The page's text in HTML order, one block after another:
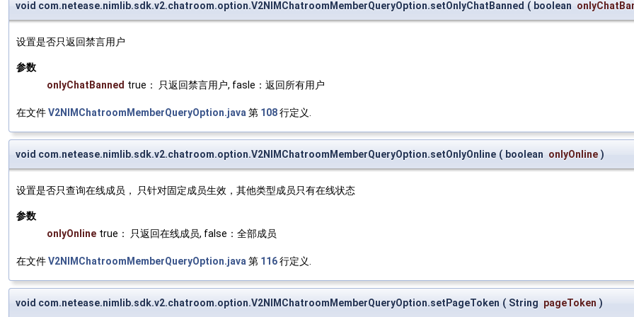
void com.netease.nimlib.sdk.v2.chatroom.option.V2NIMChatroomMemberQueryOption.setOnlyChatBanned ( boolean
设置是否只返回禁言用户
参数
onlyChatBanned true： 只返回禁言用户, fasle：返回所有用户
在文件V2NIMChatroomMemberQueryOption.java第 108行定义.
void com.netease.nimlib.sdk.v2.chatroom.option.V2NIMChatroomMemberQueryOption.setOnlyOnline ( boolean onlyOnline )
设置是否只查询在线成员， 只针对固定成员生效，其他类型成员只有在线状态
参数
onlyOnline true： 只返回在线成员, false：全部成员
在文件V2NIMChatroomMemberQueryOption.java第 116行定义.
void com.netease.nimlib.sdk.v2.chatroom.option.V2NIMChatroomMemberQueryOption.setPageToken ( String pageToken )